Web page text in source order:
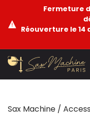
Fermeture
Réouverture le 14
Sax Machine /